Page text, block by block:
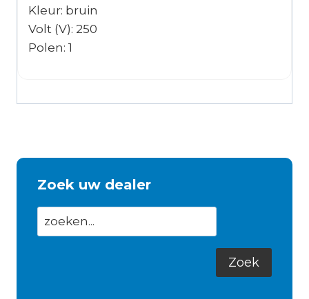
Kleur: bruin
Volt (V): 250
Polen: 1
Zoek uw dealer